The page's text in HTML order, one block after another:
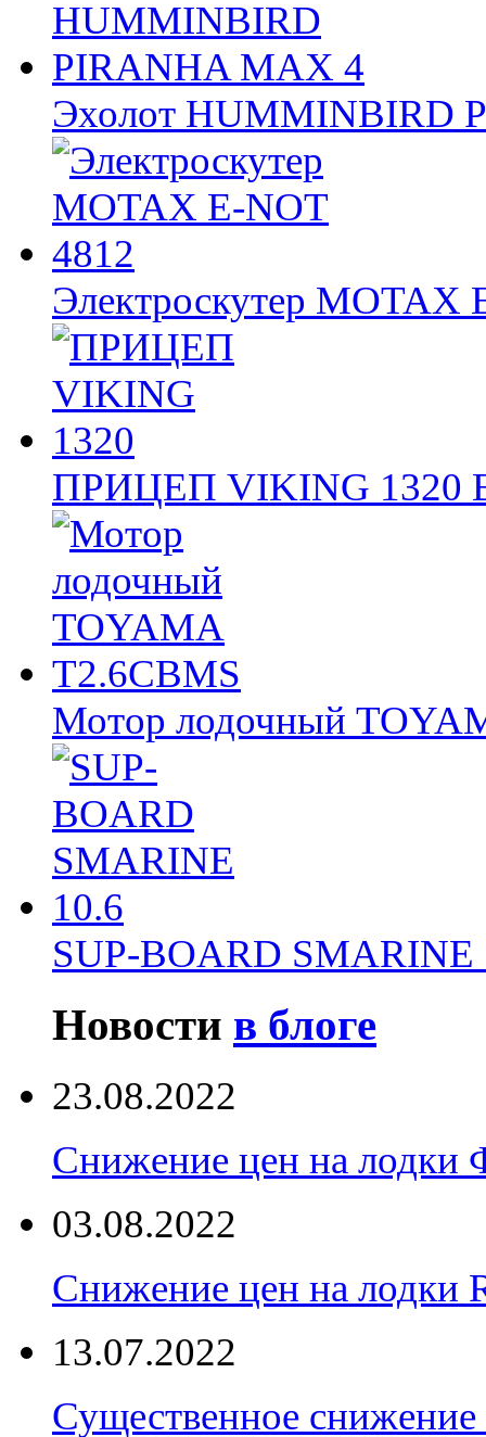
Эхолот HUMMINBIRD
Электроскутер
ПРИЦЕП VIKING
Мотор лодочный
SUP-BOARD
Новости в блоге
23.08.2022
Снижение цен на
03.08.2022
Снижение цен на лодки
13.07.2022
Существенное